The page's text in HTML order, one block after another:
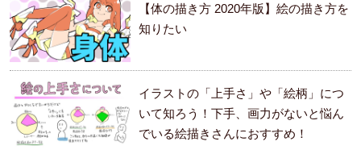
【体の描き方 2020年版】絵の描き方を
知りたい
イラストの「上手さ」や「絵柄」につ
いて知ろう！下手、画力がないと悩ん
でいる絵描きさんにおすすめ！